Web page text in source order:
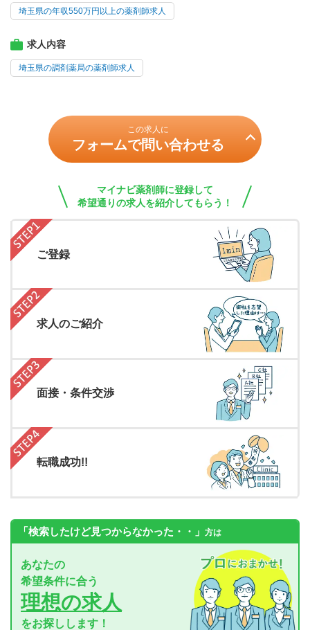
埼玉県の年収550万円以上の薬剤師求人
求人内容
埼玉県の調剤薬局の薬剤師求人
この求人に
フォームで問い合わせる
マイナビ薬剤師に登録して
希望通りの求人を紹介してもらう！
ご登録
求人のご紹介
面接・条件交渉
転職成功!!
「検索したけど見つからなかった・・」 方は
あなたの
希望条件に合う
理想の求人
をお探しします！